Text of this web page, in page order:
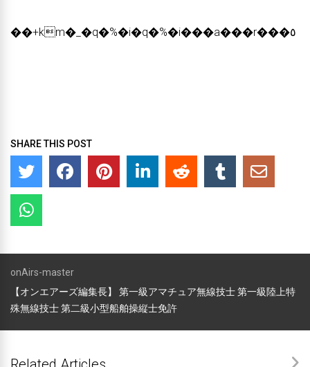
��+km�_�q�%�i�q�%�i���a���r���٥
SHARE THIS POST
onAirs-master
【オンエアーズ編集長】 第一級アマチュア無線技士 第一級陸上特
殊無線技士 第二級小型船舶操縦士免許